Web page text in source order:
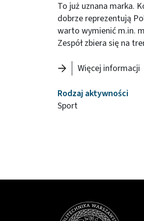
To już uznana marka.
dobrze reprezentują
warto wymienić m.in.
Zespół zbiera się na
Więcej informacji
Rodzaj aktywności
Sport